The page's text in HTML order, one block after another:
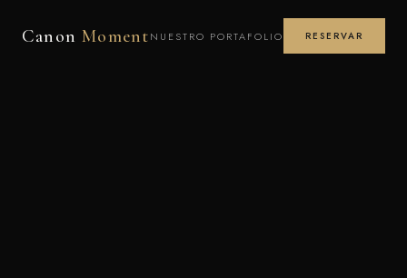
CanonMomentNUESTRO PORTAFOLIO RESERVAR